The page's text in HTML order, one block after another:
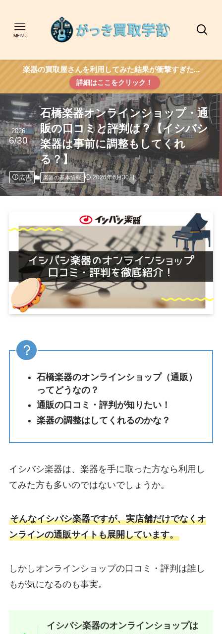
MENU
楽器の買取屋さんを利用してみた結果が衝撃すぎた...
詳細はここをクリック！
石橋楽器オンラインショップ・通
販の口コミと評判は？【イシバシ
楽器は事前に調整もしてくれ
る？】
2026
6/30
広告 楽器の基本情報 2026年6月30日
石橋楽器のオンラインショップ（通販）
ってどうなの？
通販の口コミ・評判が知りたい！
楽器の調整はしてくれるのかな？
イシバシ楽器は、楽器を手に取った方なら利用し
てみた方も多いのではないでしょうか。
そんなイシバシ楽器ですが、実店舗だけでなくオ
ンラインの通販サイトも展開しています。
しかしオンラインショップの口コミ・評判は誰し
もが気になるのも事実。
イシバシ楽器のオンラインショップは